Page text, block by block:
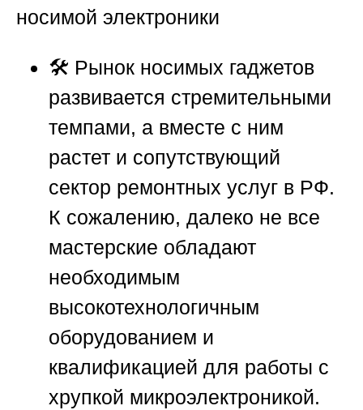
носимой электроники
🛠️ Рынок носимых гаджетов
развивается стремительными
темпами, а вместе с ним
растет и сопутствующий
сектор ремонтных услуг в РФ.
К сожалению, далеко не все
мастерские обладают
необходимым
высокотехнологичным
оборудованием и
квалификацией для работы с
хрупкой микроэлектроникой.